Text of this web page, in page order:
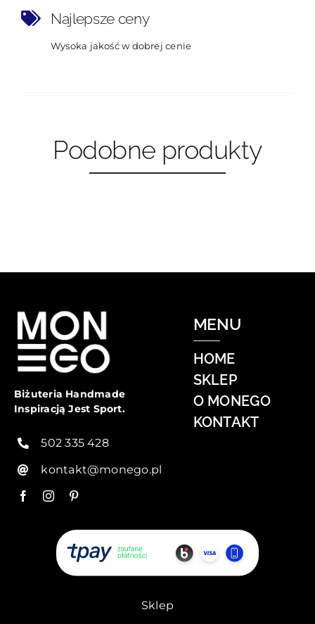
Najlepsze ceny
Wysoka jakość w dobrej cenie
Podobne produkty
Biżuteria Handmade
Inspiracją Jest Sport.
502 335 428
kontakt@monego.pl
MENU
HOME
SKLEP
O MONEGO
KONTAKT
Sklep